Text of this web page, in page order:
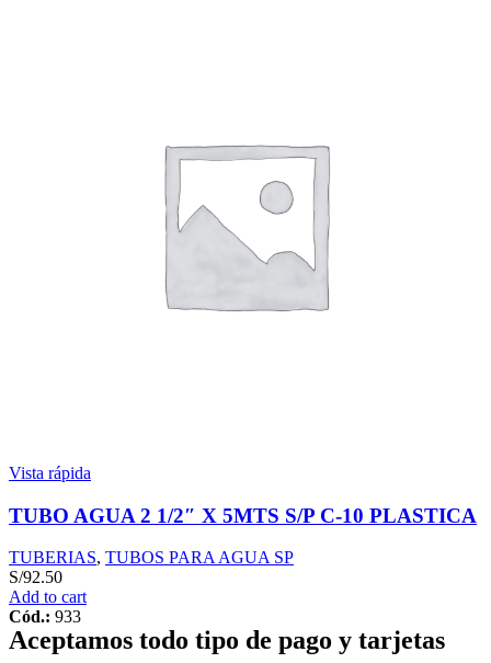
Vista rápida
TUBO AGUA 2 1/2″ X 5MTS S/P C-10 PLASTICA
TUBERIAS, TUBOS PARA AGUA SP
S/92.50
Add to cart
Cód.: 933
Aceptamos todo tipo de pago y tarjetas